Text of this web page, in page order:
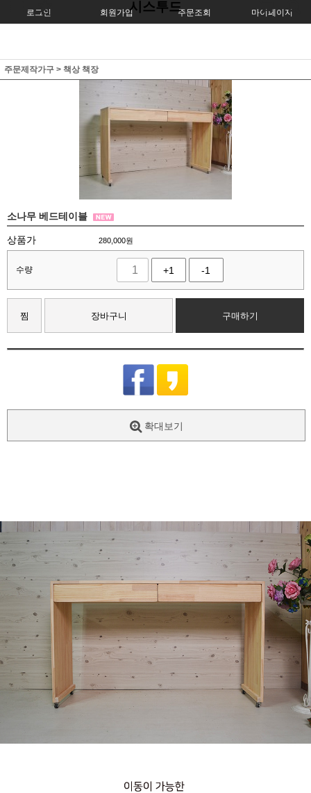
로그인 회원가입 주문조회 마이페이지
시스투드
주문제작가구 > 책상 책장
소나무 베드테이블
상품가 280,000원
수량 +1 -1
찜 장바구니 구매하기
확대보기